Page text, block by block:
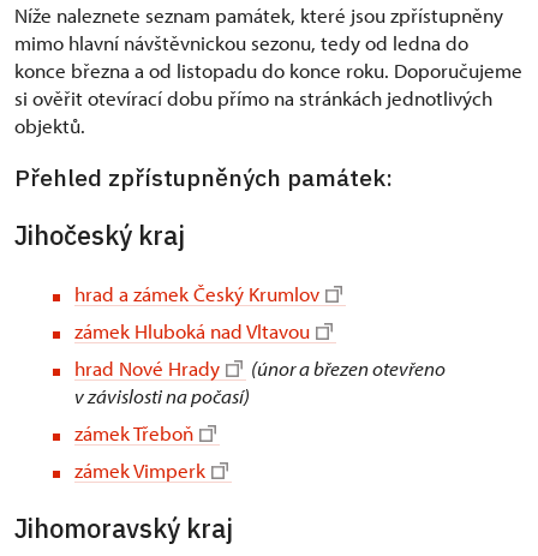
Níže naleznete seznam památek, které jsou zpřístupněny
mimo hlavní návštěvnickou sezonu, tedy od ledna do
konce března a od listopadu do konce roku. Doporučujeme
si ověřit otevírací dobu přímo na stránkách jednotlivých
objektů.
Přehled zpřístupněných památek:
Jihočeský kraj
hrad a zámek Český Krumlov
zámek Hluboká nad Vltavou
hrad Nové Hrady
(únor a březen otevřeno
v závislosti na počasí)
zámek Třeboň
zámek Vimperk
Jihomoravský kraj